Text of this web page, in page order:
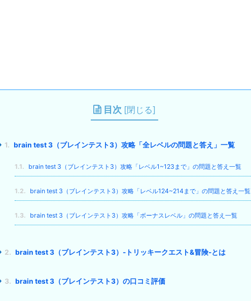
目次 [閉じる]
1. brain test 3（ブレインテスト3）攻略「全レベルの問題と答え」一覧
1.1. brain test 3（ブレインテスト3）攻略「レベル1~123まで」の問題と答え一覧
1.2. brain test 3（ブレインテスト3）攻略「レベル124~214まで」の問題と答え一覧
1.3. brain test 3（ブレインテスト3）攻略「ボーナスレベル」の問題と答え一覧
2. brain test 3（ブレインテスト3）-トリッキークエスト&冒険-とは
3. brain test 3（ブレインテスト3）の口コミ評価